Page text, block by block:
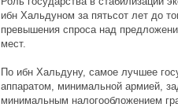
ибн Хальдуном за пятьсот лет до
превышения спроса над
мест.
По ибн Хальдуну, самое лучшее
аппаратом, минимальной армией,
минимальным налогообложением